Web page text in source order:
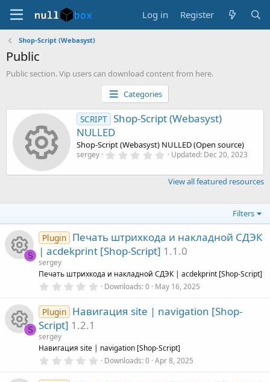
Log in Register
Shop-Script (Webasyst)
Public
Public section. Vip users can download content from here.
Categories
Resource
SCRIPT Shop-Script (Webasyst)
NULLED
Shop-Script (Webasyst) NULLED (Open source)
sergey 0
0
a
(
)
Updated: Dec 20, 2023
View all featured resources
Filters
e
s
u
S
Plugin Печать штрихкода и накладной СДЭК
| acdekprint [Shop-Script] 1.1.0
sergey
Печать штрихкода и накладной СДЭК | acdekprint [Shop-Script]
0
0
r
s
Downloads 0 May 16, 2025
S
Plugin Навигация site | navigation [Shop-
Script] 1.2.1
sergey
Навигация site | navigation [Shop-Script]
0 Downloads 0 Apr 8, 2025